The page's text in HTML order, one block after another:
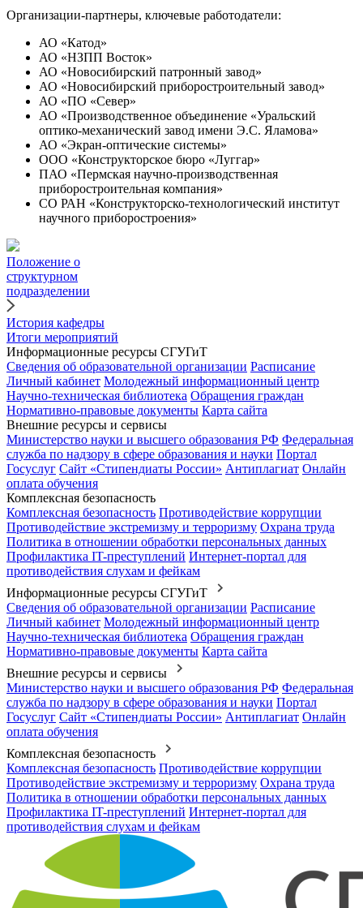
Организации-партнеры, ключевые работодатели:
АО «Катод»
АО «НЗПП Восток»
АО «Новосибирский патронный завод»
АО «Новосибирский приборостроительный завод»
АО «ПО «Север»
АО «Производственное объединение «Уральский
оптико-механический завод имени Э.С. Яламова»
АО «Экран-оптические системы»
ООО «Конструкторское бюро «Луггар»
ПАО «Пермская научно-производственная
приборостроительная компания»
СО РАН «Конструкторско-технологический институт
научного приборостроения»
Положение о
структурном
подразделении
История кафедры
Итоги мероприятий
Информационные ресурсы СГУГиТ
Сведения об образовательной организации Расписание
Личный кабинет Молодежный информационный центр
Научно-техническая библиотека Обращения граждан
Нормативно-правовые документы Карта сайта
Внешние ресурсы и сервисы
Министерство науки и высшего образования РФ Федеральная
служба по надзору в сфере образования и науки Портал
Госуслуг Сайт «Стипендиаты России» Антиплагиат Онлайн
оплата обучения
Комплексная безопасность
Комплексная безопасность Противодействие коррупции
Противодействие экстремизму и терроризму Охрана труда
Политика в отношении обработки персональных данных
Профилактика IT-преступлений Интернет-портал для
противодействия слухам и фейкам
Информационные ресурсы СГУГиТ
Сведения об образовательной организации Расписание
Личный кабинет Молодежный информационный центр
Научно-техническая библиотека Обращения граждан
Нормативно-правовые документы Карта сайта
Внешние ресурсы и сервисы
Министерство науки и высшего образования РФ Федеральная
служба по надзору в сфере образования и науки Портал
Госуслуг Сайт «Стипендиаты России» Антиплагиат Онлайн
оплата обучения
Комплексная безопасность
Комплексная безопасность Противодействие коррупции
Противодействие экстремизму и терроризму Охрана труда
Политика в отношении обработки персональных данных
Профилактика IT-преступлений Интернет-портал для
противодействия слухам и фейкам